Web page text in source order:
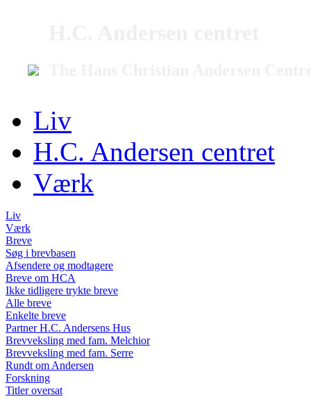
Liv
H.C. Andersen centret
Værk
Liv
Værk
Breve
Søg i brevbasen
Afsendere og modtagere
Breve om HCA
Ikke tidligere trykte breve
Alle breve
Enkelte breve
Partner H.C. Andersens Hus
Brevveksling med fam. Melchior
Brevveksling med fam. Serre
Rundt om Andersen
Forskning
Titler oversat